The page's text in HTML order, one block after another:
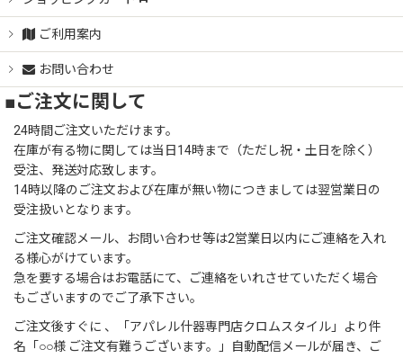
ディスプレーケース
店舗用什器・家具
デスク収納シオン木製収納ボックス
収納ボックス
フェイクグリーン
ミラー/時計
メッセージボード
ステーショナリー
ご利用案内
お問い合わせ
■ご注文に関して
24時間ご注文いただけます。
在庫が有る物に関しては当日14時まで（ただし祝・土日を除く）
受注、発送対応致します。
14時以降のご注文および在庫が無い物につきましては翌営業日の
受注扱いとなります。
ご注文確認メール、お問い合わせ等は2営業日以内にご連絡を入れ
る様心がけています。
急を要する場合はお電話にて、ご連絡をいれさせていただく場合
もございますのでご了承下さい。
ご注文後すぐに 、「アパレル什器専門店クロムスタイル」より件
名「○○様 ご注文有難うございます。」自動配信メールが届き、ご